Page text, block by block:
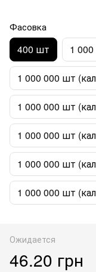
Фасовка
400 шт 1
1 000 000 шт
1 000 000 шт
1 000 000 шт
1 000 000 шт
1 000 000 шт
Ожидается
46.20 грн